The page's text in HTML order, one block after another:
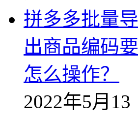
拼多多批量导
出商品编码要
怎么操作？
2022年5月13